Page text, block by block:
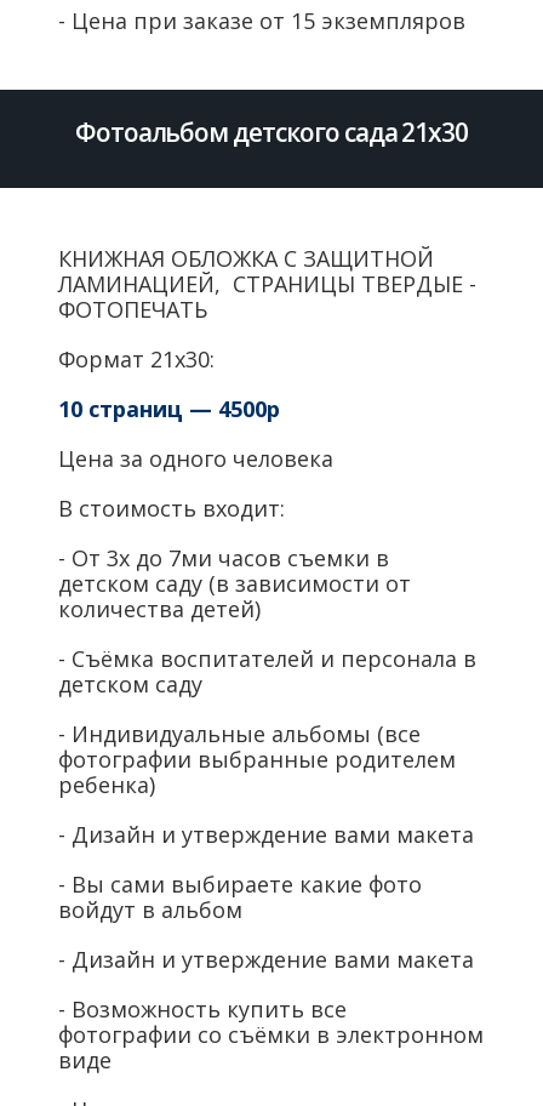
- Цена при заказе от 15 экземпляров
Фотоальбом детского сада 21х30
КНИЖНАЯ ОБЛОЖКА С ЗАЩИТНОЙ
ЛАМИНАЦИЕЙ, СТРАНИЦЫ ТВЕРДЫЕ -
ФОТОПЕЧАТЬ
Формат 21х30:
10 страниц — 4500р
Цена за одного человека
В стоимость входит:
- От 3х до 7ми часов съемки в
детском саду (в зависимости от
количества детей)
- Съёмка воспитателей и персонала в
детском саду
- Индивидуальные альбомы (все
фотографии выбранные родителем
ребенка)
- Дизайн и утверждение вами макета
- Вы сами выбираете какие фото
войдут в альбом
- Дизайн и утверждение вами макета
- Возможность купить все
фотографии со съёмки в электронном
виде